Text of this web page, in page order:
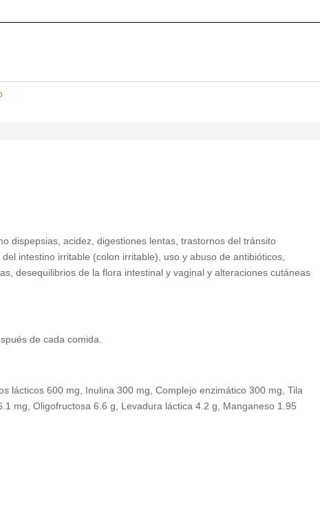
dispepsias, acidez, digestiones lentas, trastornos del tránsito
intestino irritable (colon irritable), uso y abuso de antibióticos,
desequilibrios de la flora intestinal y vaginal y alteraciones cutáneas
de cada comida.
lácticos 600 mg, Inulina 300 mg, Complejo enzimático 300 mg, Tila
mg, Oligofructosa 6.6 g, Levadura láctica 4.2 g, Manganeso 1.95